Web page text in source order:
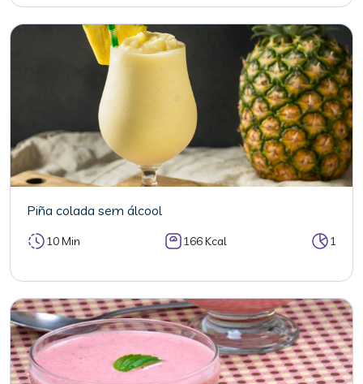
Piña colada sem álcool
10 Min 166 Kcal 1